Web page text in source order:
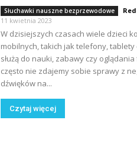
Słuchawki nauszne bezprzewodowe
11 kwietnia 2023
W dzisiejszych czasach wiele dzieci
mobilnych, takich jak telefony,
służą do nauki, zabawy czy
często nie zdajemy sobie sprawy z
dźwięków na...
Czytaj więcej